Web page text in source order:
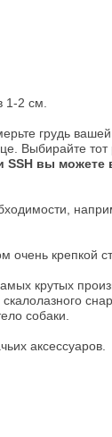
1-2 см.
грудь
тот
SSH вы
очень крепкой
крутых
собаки.
аксессуаров.